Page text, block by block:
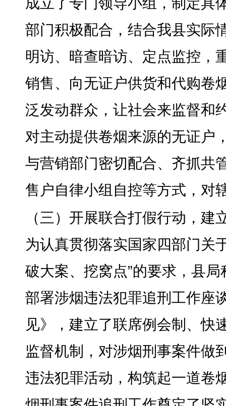
部门积极配合，结合我县实际
明访、暗查暗访、定点监控 ，
销售、向无证户供货和代购卷
泛发动群众，让社会来监督和
对主动提供卷烟来源的无证户
与营销部门密切配合、齐抓共
售户自律小组自控等方式，对
（三）开展联合打假行动 ， 建
为认真贯彻落实国家四部门关
破大案、挖窝点”的要求，县局
部署涉烟违法犯罪追刑工作座
见》，建立了联席例会制、快
监督机制 ， 对涉烟刑事案件做
违法犯罪活动，构筑起一道卷